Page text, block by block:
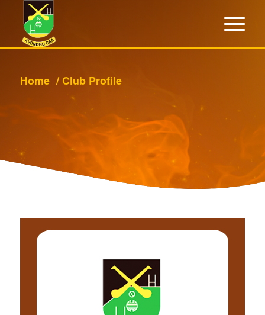
Home /Club Profile